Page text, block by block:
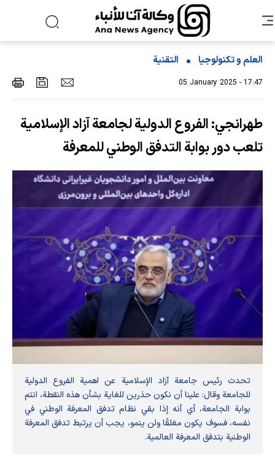
العلم و تکنولوجیا التقنیة
05 January 2025 - 17:47
طهرانجي: الفروع الدولية لجامعة آزاد الإسلامية
تلعب دور بوابة التدفق الوطني للمعرفة
تحدث رئيس جامعة آزاد الإسلامية عن اهمية الفروع الدولية
للجامعة وقال: علينا أن نكون حذرين للغاية بشأن هذه النقطة، انتم
بوابة الجامعة، أي أنه إذا بقي نظام تدفق المعرفة الوطني في
نفسه، فسوف يكون مغلقًا ولن ينمو، يجب أن يرتبط تدفق المعرفة
الوطنية بتدفق المعرفة العالمية.